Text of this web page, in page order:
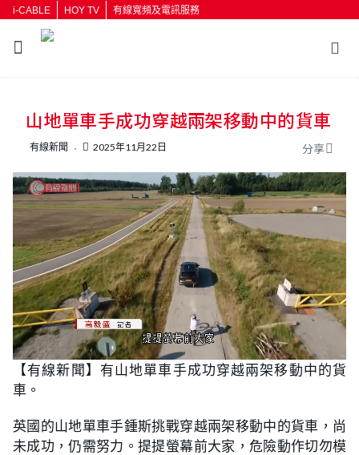
i-CABLE HOY TV 有線寬頻及電訊服務
按輸入鍵開始搜尋
山地單車手成功穿越兩架移動中的貨車
有線新聞 2025年11月22日 分享
U
n
m
u
L
o
a
d
5
.
0
【有線新聞】有山地單車手成功穿越兩架移動中的貨
車。
英國的山地單車手鍾斯挑戰穿越兩架移動中的貨車，尚
未成功，仍需努力。提提螢幕前大家，危險動作切勿模